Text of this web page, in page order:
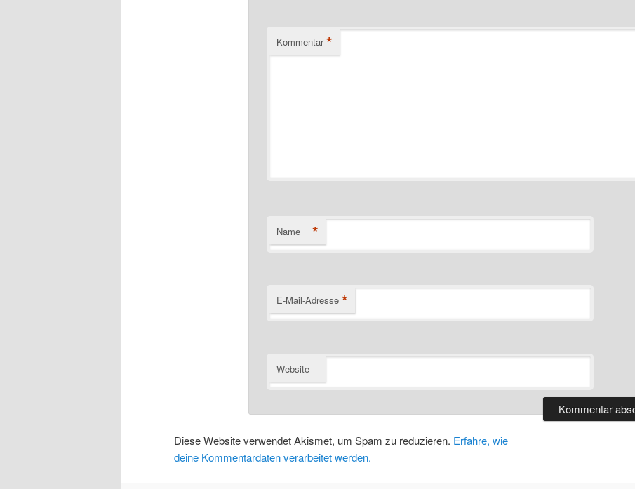
Kommentar *
Name *
E-Mail-Adresse *
Website
Diese Website verwendet Akismet, um Spam zu reduzieren. Erfahre, wie
deine Kommentardaten verarbeitet werden.